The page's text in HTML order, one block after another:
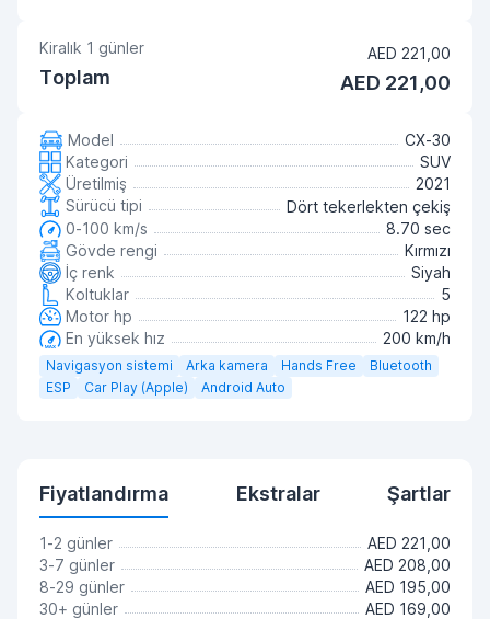
Kiralık 1 günler AED 221,00
Toplam AED 221,00
Model
CX-30
Kategori
SUV
Üretilmiş
2021
Sürücü tipi
Dört tekerlekten çekiş
0-100 km/s
8.70 sec
Gövde rengi
Kırmızı
İç renk
Siyah
Koltuklar
5
Motor hp
122 hp
En yüksek hız
200 km/h
Navigasyon sistemi Arka kamera Hands Free
Bluetooth
ESP
Car Play (Apple) Android Auto
Fiyatlandırma Ekstralar Şartlar
1-2 günler
AED 221,00
3-7 günler
AED 208,00
8-29 günler
AED 195,00
30+ günler
AED 169,00